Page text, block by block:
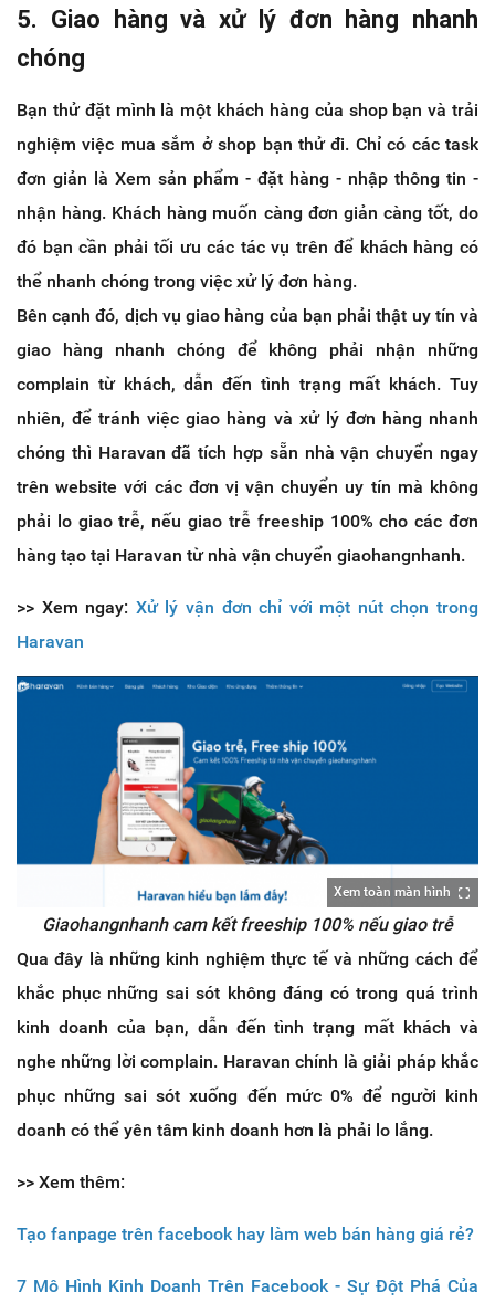
5. Giao hàng và xử lý đơn hàng nhanh
chóng
Bạn thử đặt mình là một khách hàng của shop bạn và trải
nghiệm việc mua sắm ở shop bạn thử đi. Chỉ có các task
đơn giản là Xem sản phẩm - đặt hàng - nhập thông tin -
nhận hàng. Khách hàng muốn càng đơn giản càng tốt, do
đó bạn cần phải tối ưu các tác vụ trên để khách hàng có
thể nhanh chóng trong việc xử lý đơn hàng.
Bên cạnh đó, dịch vụ giao hàng của bạn phải thật uy tín và
giao hàng nhanh chóng để không phải nhận những
complain từ khách, dẫn đến tình trạng mất khách. Tuy
nhiên, để tránh việc giao hàng và xử lý đơn hàng nhanh
chóng thì Haravan đã tích hợp sẵn nhà vận chuyển ngay
trên website với các đơn vị vận chuyển uy tín mà không
phải lo giao trễ, nếu giao trễ freeship 100% cho các đơn
hàng tạo tại Haravan từ nhà vận chuyển giaohangnhanh.
>> Xem ngay: Xử lý vận đơn chỉ với một nút chọn trong
Haravan
Xem toàn màn hình
Giaohangnhanh cam kết freeship 100% nếu giao trễ
Qua đây là những kinh nghiệm thực tế và những cách để
khắc phục những sai sót không đáng có trong quá trình
kinh doanh của bạn, dẫn đến tình trạng mất khách và
nghe những lời complain. Haravan chính là giải pháp khắc
phục những sai sót xuống đến mức 0% để người kinh
doanh có thể yên tâm kinh doanh hơn là phải lo lắng.
>> Xem thêm:
Tạo fanpage trên facebook hay làm web bán hàng giá rẻ?
7 Mô Hình Kinh Doanh Trên Facebook - Sự Đột Phá Của